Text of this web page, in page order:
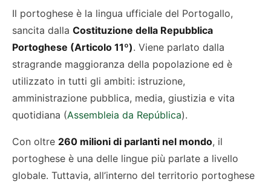
Il portoghese è la lingua ufficiale del Portogallo,
sancita dalla Costituzione della Repubblica
Portoghese (Articolo 11º). Viene parlato dalla
stragrande maggioranza della popolazione ed è
utilizzato in tutti gli ambiti: istruzione,
amministrazione pubblica, media, giustizia e vita
quotidiana (Assembleia da República).
Con oltre 260 milioni di parlanti nel mondo, il
portoghese è una delle lingue più parlate a livello
globale. Tuttavia, all’interno del territorio portoghese